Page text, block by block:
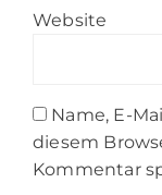
Website
Name, E-
diesem
Kommentar